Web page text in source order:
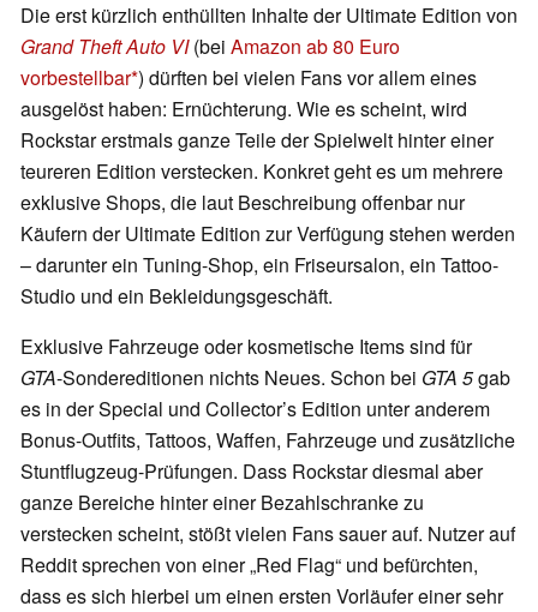
Die erst kürzlich enthüllten Inhalte der Ultimate Edition von
Grand Theft Auto VI(bei Amazon ab 80 Euro
vorbestellbar ) dürften bei vielen Fans vor allem eines
ausgelöst haben: Ernüchterung. Wie es scheint, wird
Rockstar erstmals ganze Teile der Spielwelt hinter einer
teureren Edition verstecken. Konkret geht es um mehrere
exklusive Shops, die laut Beschreibung offenbar nur
Käufern der Ultimate Edition zur Verfügung stehen werden
– darunter ein Tuning-Shop, ein Friseursalon, ein Tattoo-
Studio und ein Bekleidungsgeschäft.
Exklusive Fahrzeuge oder kosmetische Items sind für
GTA-Sondereditionen nichts Neues. Schon bei GTA 5gab
es in der Special und Collector’s Edition unter anderem
Bonus-Outfits, Tattoos, Waffen, Fahrzeuge und zusätzliche
Stuntflugzeug-Prüfungen. Dass Rockstar diesmal aber
ganze Bereiche hinter einer Bezahlschranke zu
verstecken scheint, stößt vielen Fans sauer auf. Nutzer auf
Reddit sprechen von einer „Red Flag“ und befürchten,
dass es sich hierbei um einen ersten Vorläufer einer sehr